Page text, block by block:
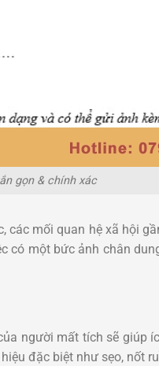
gọn & chính xác
các mối quan hệ xã hội
có một bức ảnh chân
người mất tích sẽ giúp
đặc biệt như sẹo, nốt